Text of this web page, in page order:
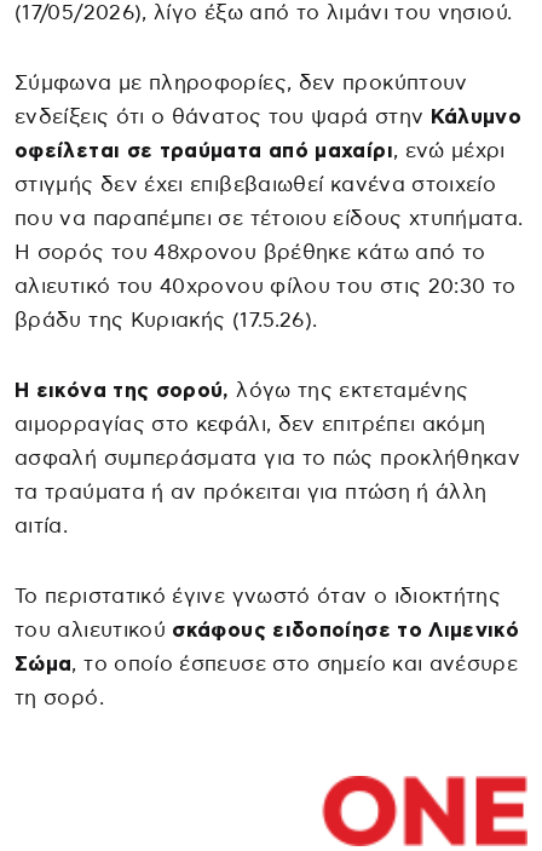
(17/05/2026), λίγο έξω από το λιμάνι του νησιού.
Σύμφωνα με πληροφορίες, δεν προκύπτουν
ενδείξεις ότι ο θάνατος του ψαρά στην Κάλυμνο
οφείλεται σε τραύματα από μαχαίρι, ενώ μέχρι
στιγμής δεν έχει επιβεβαιωθεί κανένα στοιχείο
που να παραπέμπει σε τέτοιου είδους χτυπήματα.
Η σορός του 48χρονου βρέθηκε κάτω από το
αλιευτικό του 40χρονου φίλου του στις 20:30 το
βράδυ της Κυριακής (17.5.26).
Η εικόνα της σορού, λόγω της εκτεταμένης
αιμορραγίας στο κεφάλι, δεν επιτρέπει ακόμη
ασφαλή συμπεράσματα για το πώς προκλήθηκαν
τα τραύματα ή αν πρόκειται για πτώση ή άλλη
αιτία.
Το περιστατικό έγινε γνωστό όταν ο ιδιοκτήτης
του αλιευτικού σκάφους ειδοποίησε το Λιμενικό
Σώμα, το οποίο έσπευσε στο σημείο και ανέσυρε
τη σορό.